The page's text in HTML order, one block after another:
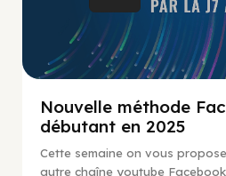
Nouvelle méthode
débutant en 2025
Cette semaine on vous
autre chaîne youtube Facebook